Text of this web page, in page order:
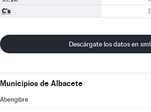
C's 1
Descárgate los datos en xml
Municipios de Albacete
Abengibre